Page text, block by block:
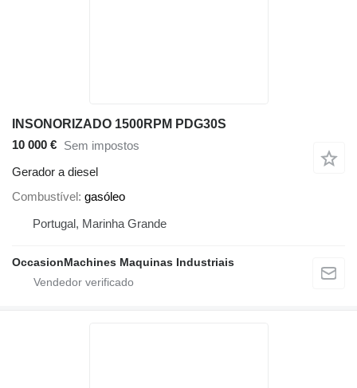
INSONORIZADO 1500RPM PDG30S
10 000 € Sem impostos
Gerador a diesel
Combustível gasóleo
Portugal, Marinha Grande
OccasionMachines Maquinas Industriais